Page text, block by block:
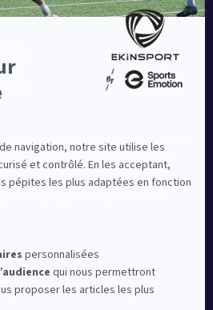
en France depuis plus de
distingué par la rédaction de
des « Meilleurs sites de
», catégorie Sportswear.